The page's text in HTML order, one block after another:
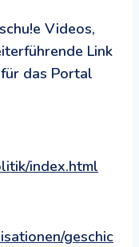
Videos,
Link
das Portal
index.html
geschic